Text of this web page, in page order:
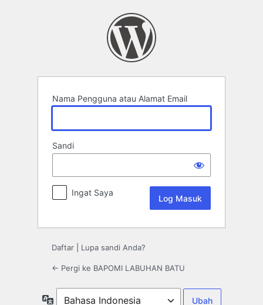
Nama Pengguna atau Alamat Email
Sandi
Ingat Saya
Daftar Lupa sandi Anda?
← Pergi ke BAPOMI LABUHAN BATU
Bahasa